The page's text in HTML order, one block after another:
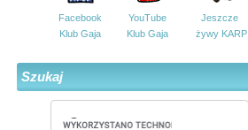
Facebook
Klub Gaja
YouTube
Klub Gaja
Jeszcze
żywy KARP
Szukaj